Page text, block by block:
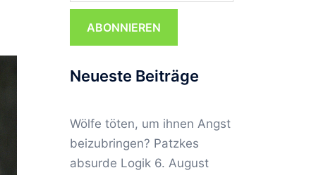
ABONNIEREN
Neueste Beiträge
Wölfe töten, um ihnen Angst
beizubringen? Patzkes
absurde Logik 6. August